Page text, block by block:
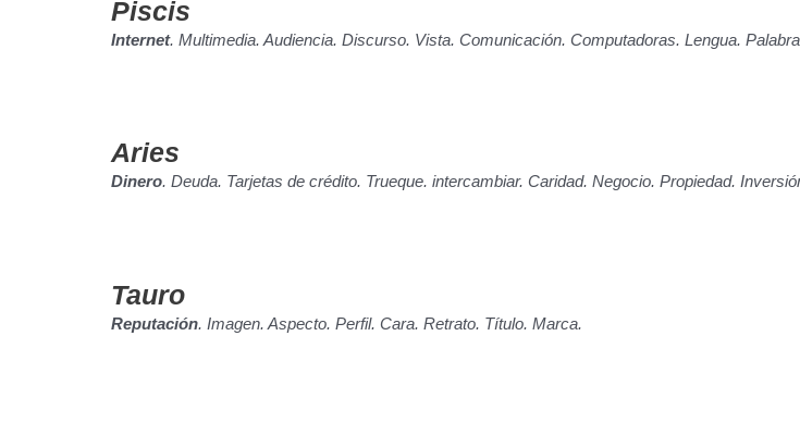
Piscis
Internet. Multimedia. Audiencia. Discurso. Vista. Comunicación. Computadoras. Lengua.
Aries
Dinero. Deuda. Tarjetas de crédito. Trueque. intercambiar. Caridad. Negocio. Propiedad.
Tauro
Reputación. Imagen. Aspecto. Perfil. Cara. Retrato. Título. Marca.